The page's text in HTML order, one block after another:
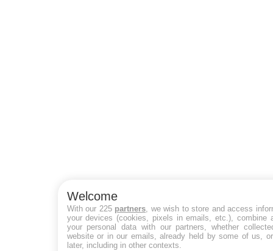
Welcome
With our 225 partners , we wish to store and access
your devices (cookies, pixels in emails, etc.), combine
your personal data with our partners, whether
website or in our emails, already held by some of us,
later, including in other contexts.